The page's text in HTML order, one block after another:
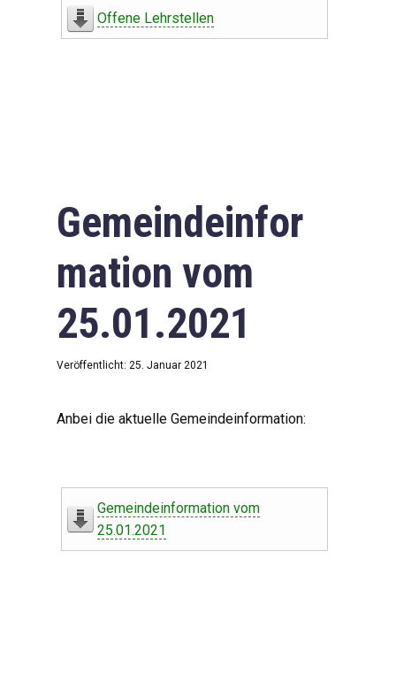
Offene Lehrstellen
Gemeindeinfor
mation vom
25.01.2021
Veröffentlicht: 25. Januar 2021
Anbei die aktuelle Gemeindeinformation:
Gemeindeinformation vom
25.01.2021